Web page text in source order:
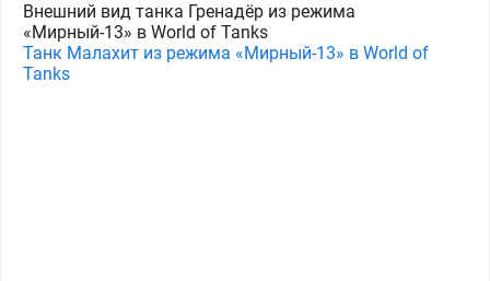
Внешний вид танка Гренадёр из режима
«Мирный-13» в World of Tanks
Танк Малахит из режима «Мирный-13» в World of
Tanks